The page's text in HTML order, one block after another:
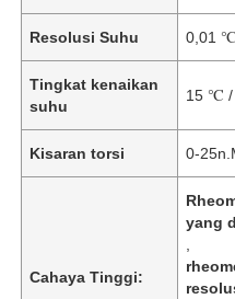
Resolusi Suhu 0,01 ℃
Tingkat kenaikan
suhu
15 ℃ /
Kisaran torsi 0-
Cahaya Tinggi:
yang